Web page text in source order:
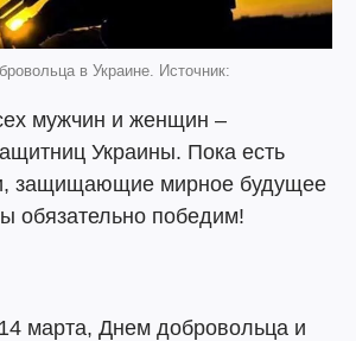
в Украине. Источник:
мужчин и женщин –
Украины. Пока есть
защищающие мирное будущее
обязательно победим!
марта, Днем добровольца и